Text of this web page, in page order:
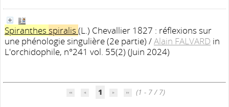
Spiranthes spiralis (L.) Chevallier 1827 : réflexions sur
une phénologie singulière (2e partie) /Alain FALVARD in
L'orchidophile, n°241 vol. 55(2) (Juin 2024)
1 (1 - 7 / 7)